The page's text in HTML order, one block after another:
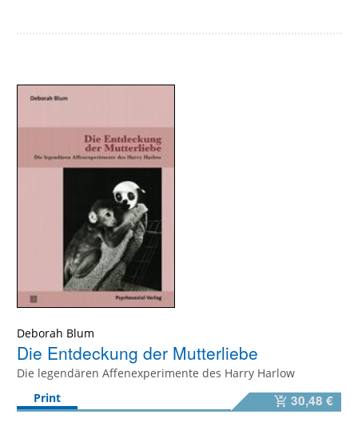
Deborah Blum
Die Entdeckung der Mutterliebe
Die legendären Affenexperimente des Harry Harlow
Print
30,48 €